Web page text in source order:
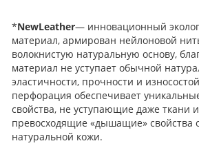
*NewLeather— инновационный
материал, армирован нейлоновой
волокнистую натуральную основу,
материал не уступает обычной
эластичности, прочности и
перфорация обеспечивает
свойства, не уступающие даже ткани
превосходящие «дышащие» свойства
натуральной кожи.